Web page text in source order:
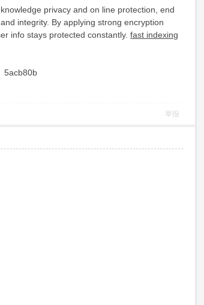
privacy and on line protection, end
integrity. By applying strong encryption
info stays protected constantly.fast indexing
5acb80b
举报